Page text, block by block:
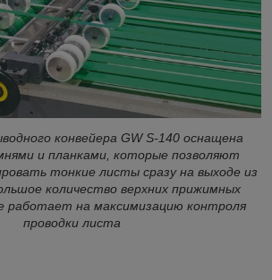
конвейера GW S-140 оснащена
и планками, которые позволяют
тонкие листы сразу на выходе из
количество верхних прижимных
работает на максимизацию контроля
проводки листа